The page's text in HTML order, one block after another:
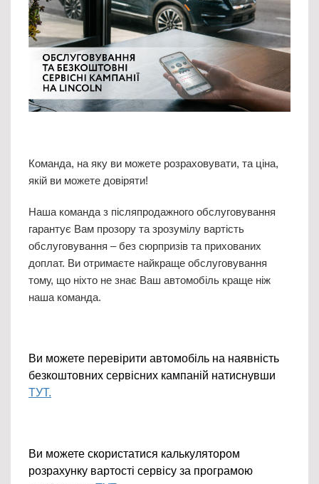
Команда, на яку ви можете розраховувати, та ціна,
якій ви можете довіряти!
Наша команда з післяпродажного обслуговування
гарантує Вам прозору та зрозумілу вартість
обслуговування – без сюрпризів та прихованих
доплат. Ви отримаєте найкраще обслуговування
тому, що ніхто не знає Ваш автомобіль краще ніж
наша команда.
Ви можете перевірити автомобіль на наявність
безкоштовних сервісних кампаній натиснувши
ТУТ.
Ви можете скористатися калькулятором
розрахунку вартості сервісу за програмою